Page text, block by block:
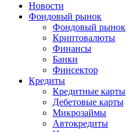
Новости
Фондовый рынок
Фондовый рынок
Криптовалюты
Финансы
Банки
Финсектор
Кредиты
Кредитные карты
Дебетовые карты
Микрозаймы
Автокредиты